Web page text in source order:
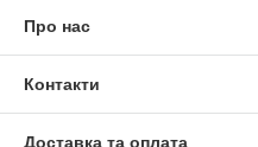
Про нас
Контакти
Доставка та оплата